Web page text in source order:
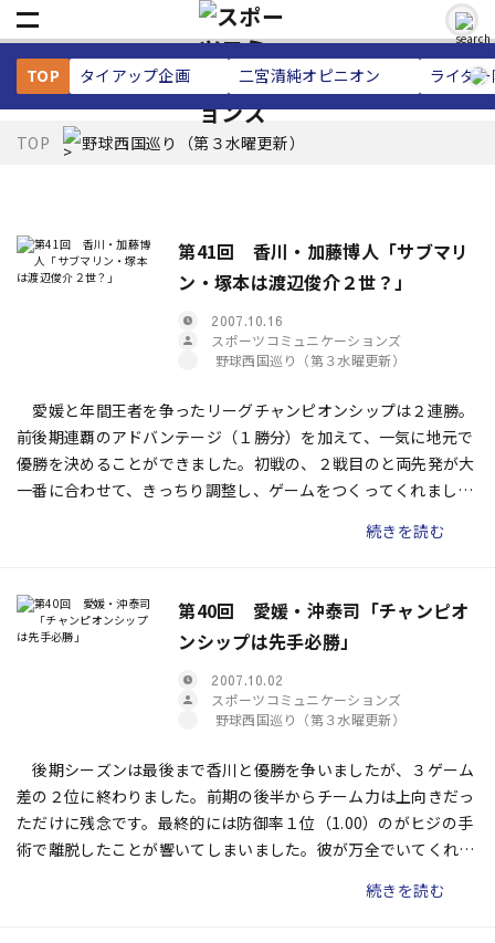
TOP タイアップ企画 二宮清純オピニオン ライタ
TOP 野球西国巡り（第３水曜更新）
第41回 香川・加藤博人「サブマリ
ン・塚本は渡辺俊介２世？」
2007.10.16
スポーツコミュニケーションズ
野球西国巡り（第３水曜更新）
愛媛と年間王者を争ったリーグチャンピオンシップは２連勝。
前後期連覇のアドバンテージ（１勝分）を加えて、一気に地元で
優勝を決めることができました。初戦の、２戦目のと両先発が大
一番に合わせて、きっちり調整し、ゲームをつくってくれまし
続きを読む
第40回 愛媛・沖泰司「チャンピオ
ンシップは先手必勝」
2007.10.02
スポーツコミュニケーションズ
野球西国巡り（第３水曜更新）
後期シーズンは最後まで香川と優勝を争いましたが、３ゲーム
差の２位に終わりました。前期の後半からチーム力は上向きだっ
ただけに残念です。最終的には防御率１位（1.00）のがヒジの手
術で離脱したことが響いてしまいました。彼が万全でいてくれれ
続きを読む